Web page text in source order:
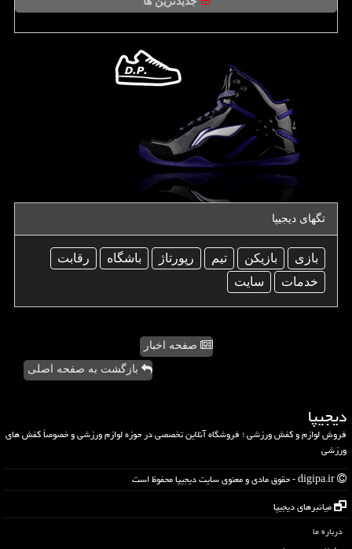
تگهای دیجیپا
بازی بازیكن تیم رپورتاژ باشگاه
رقابت
خدمات
سایت
صفحه اخبار
بازگشت به صفحه اصلی
دیجیپا
فروش لوازم و کفش ورزشی ؛ فروشگاه آنلاین تخصصی در حوزه لوازم ورزشی و خصوصاً کفش های
ورزشی
میانبرهای دیجیپا
درباره ما